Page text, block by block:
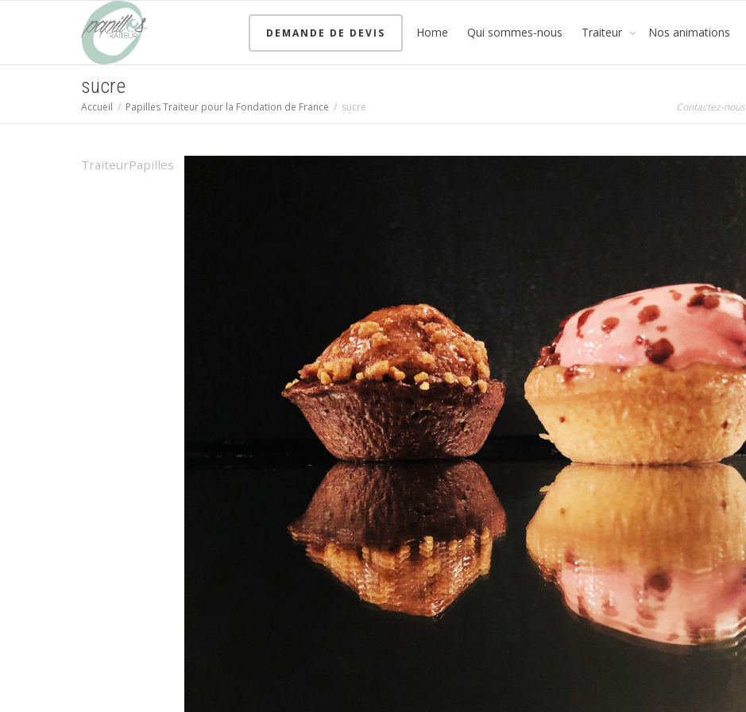
DEMANDE DE DEVIS Home Qui sommes-nous Traiteur Nos animations
sucre
Accueil Papilles Traiteur pour la Fondation de France sucre Contactez-nous
TraiteurPapilles